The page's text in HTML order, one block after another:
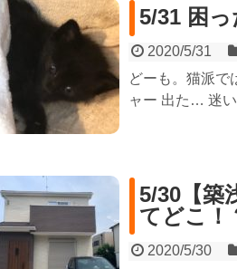
5/31 困っ
2020/5/31
どーも。猫派で
ャー 出た… 迷
5/30【築
てどこ！
2020/5/30